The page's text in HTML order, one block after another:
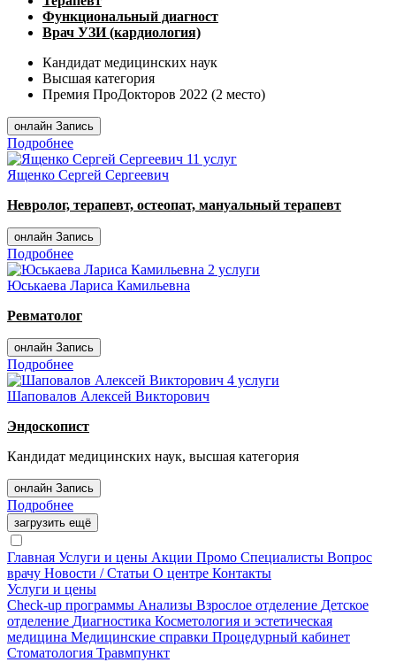
Функциональный диагност
Врач УЗИ (кардиология)
Кандидат медицинских наук
Высшая категория
Премия ПроДокторов 2022 (2 место)
онлайн Запись
Подробнее
11 услуг
Ященко Сергей Сергеевич
Невролог, терапевт, остеопат, мануальный терапевт
онлайн Запись
Подробнее
2 услуги
Юськаева Лариса Камильевна
Ревматолог
онлайн Запись
Подробнее
4 услуги
Шаповалов Алексей Викторович
Эндоскопист
Кандидат медицинских наук, высшая категория
онлайн Запись
Подробнее
загрузить ещё
Главная Услуги и цены Акции Промо Специалисты Вопрос
врачу Новости / Статьи О центре Контакты
Услуги и цены
Check-up программы Анализы Взрослое отделение Детское
отделение Диагностика Косметология и эстетическая
медицина Медицинские справки Процедурный кабинет
Стоматология Травмпункт